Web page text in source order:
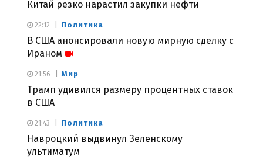
Китай резко нарастил закупки нефти
Политика
В США анонсировали новую мирную сделку с
Ираном
22:12
Мир
Трамп удивился размеру процентных ставок
в США
21:56
Политика
Навроцкий выдвинул Зеленскому
ультиматум
21:43